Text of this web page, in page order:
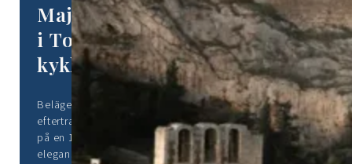
Majestätisk villa med 9 sovrum
i Tourlos, Mykonos – Autentisk
kykladisk lyx med utsikt över
solnedgången
Belägen på sluttningen i Tourlos, en av Mykonos mest
eftertraktade platser, är denna 410 m² stora villa (belägen
på en 1 000 m² tomt) själva sinnebilden av kykladisk
elegans. Med utsikt över…